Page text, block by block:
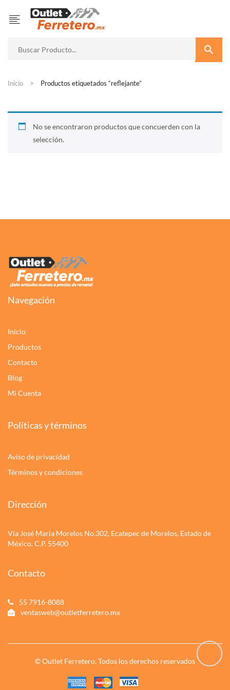
Inicio Productos etiquetados “reflejante”
No se encontraron productos que concuerden con la
selección.
Navegación
Inicio
Productos
Contacto
Blog
Mi Cuenta
Políticas y términos
Aviso de privacidad
Términos y condiciones
Dirección
Vía José María Morelos No.302, Ecatepec de Morelos, Estado de
México. C.P. 55400
Contacto
55 7916-8088
ventasweb@outletferretero.mx
© Outlet Ferretero. Todos los derechos reservados